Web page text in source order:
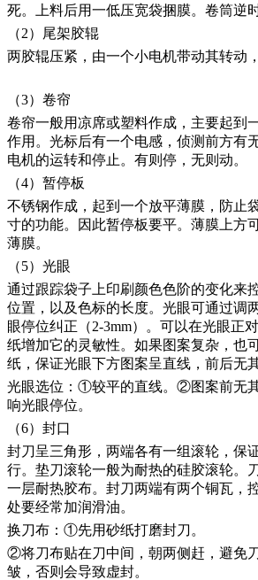
死。上料后用一低压宽袋捆膜。卷筒逆
（2）尾架胶辊
两胶辊压紧，由一个小电机带动其转动
（3）卷帘
卷帘一般用凉席或塑料作成，主要起到
作用。光标后有一个电感，侦测前方有
电机的运转和停止。有则停，无则动。
（4）暂停板
不锈钢作成，起到一个放平薄膜，防止
寸的功能。因此暂停板要平。薄膜上方
薄膜。
（5）光眼
通过跟踪袋子上印刷颜色色阶的变化来
位置，以及色标的长度。光眼可通过调
眼停位纠正（2-3mm）。可以在光眼正
纸增加它的灵敏性。如果图案复杂，也
纸，保证光眼下方图案呈直线，前后无
光眼选位：①较平的直线。②图案前无
响光眼停位。
（6）封口
封刀呈三角形，两端各有一组滚轮，保
行。垫刀滚轮一般为耐热的硅胶滚轮。
一层耐热胶布。封刀两端有两个铜瓦，
处要经常加润滑油。
换刀布：①先用砂纸打磨封刀。
②将刀布贴在刀中间，朝两侧赶，避免
皱，否则会导致虚封。